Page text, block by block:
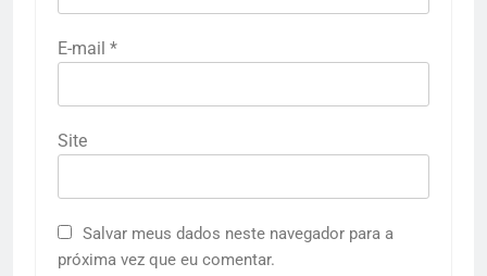
E-mail *
Site
Salvar meus dados neste navegador para a
próxima vez que eu comentar.